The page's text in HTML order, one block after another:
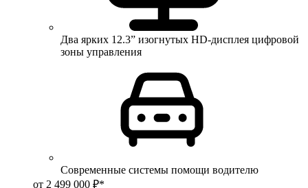
Два ярких 12.3” изогнутых HD-дисплея цифровой
зоны управления
Современные системы помощи водителю
от 2 499 000 ₽*